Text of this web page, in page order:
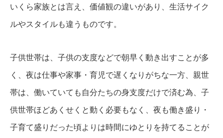
いくら家族とは言え、価値観の違いがあり、生活サイク
ルやスタイルも違うものです。
子供世帯は、子供の支度などで朝早く動き出すことが多
く、夜は仕事や家事・育児で遅くなりがちな一方、親世
帯は、働いていても自分たちの身支度だけで済む為、子
供世帯ほどあくせくと動く必要もなく、夜も働き盛り・
子育て盛りだった頃よりは時間にゆとりを持てることが